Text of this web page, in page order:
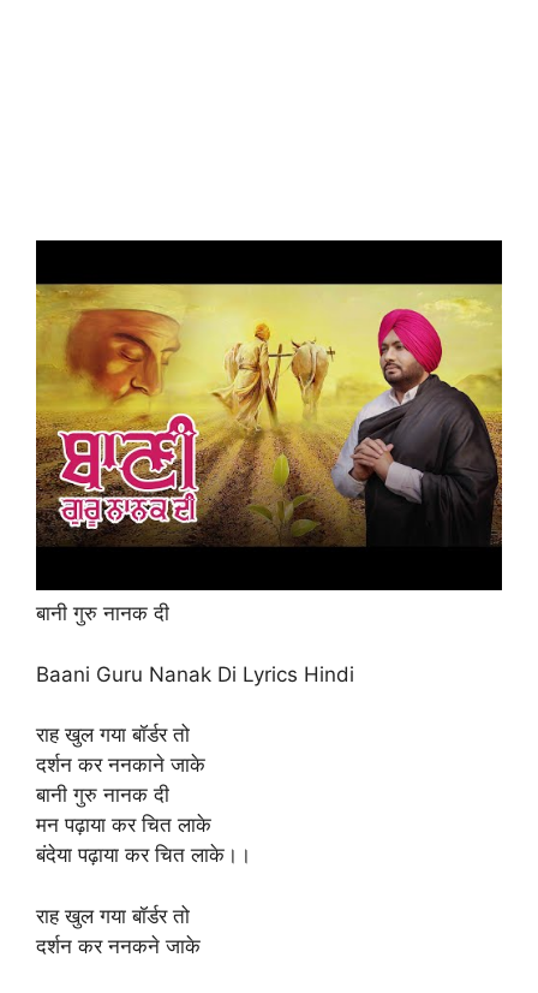
बानी गुरु नानक दी
Baani Guru Nanak Di Lyrics Hindi
राह खुल गया बॉर्डर तो
दर्शन कर ननकाने जाके
बानी गुरु नानक दी
मन पढ़ाया कर चित लाके
बंदेया पढ़ाया कर चित लाके।।
राह खुल गया बॉर्डर तो
दर्शन कर ननकने जाके